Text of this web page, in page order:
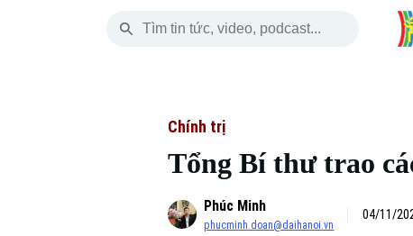
Chính trị
Xã hội
Người Hà Nội
Khoảnh khắc Hà
Quân sự
Hồ sơ
Chính trị
Tổng Bí thư trao
Phúc Minh
phucminh.doan@daihanoi.vn
04/11/